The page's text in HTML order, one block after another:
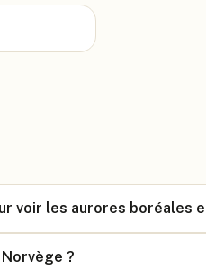
voir les aurores boréales
?